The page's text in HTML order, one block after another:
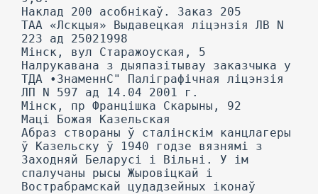
Наклад 200 асобнікаў. Заказ 205
ТАА «Лскцыя» Выдавецкая ліцэнзія ЛВ N
223 ад 25021998
Мінск, вул Старажоуская, 5
Налрукавана з дыяпазітывау заказчыка у
ТДА •ЗнаменнС" Паліграфічная ліцэнзія
ЛП N 597 ад 14.04 2001 г.
Мінск, пр Францішка Скарыны, 92
Маці Божая Казельская
Абраз створаны ў сталінскім канцлагеры
ў Казельску ў 1940 годзе вязнямі з
Заходняй Беларусі і Вільні. У ім
спалучаны рысы Жыровіцкай і
Вострабрамскай цудадзейных іконаў